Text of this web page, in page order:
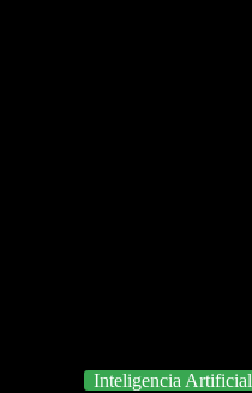
Inteligencia Artificial